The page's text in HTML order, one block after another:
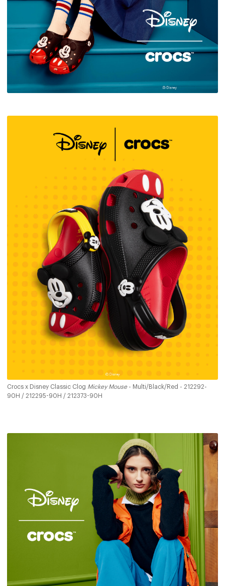
Crocs x Disney Classic Clog Mickey Mouse- Multi/Black/Red - 212292-
90H / 212295-90H / 212373-90H